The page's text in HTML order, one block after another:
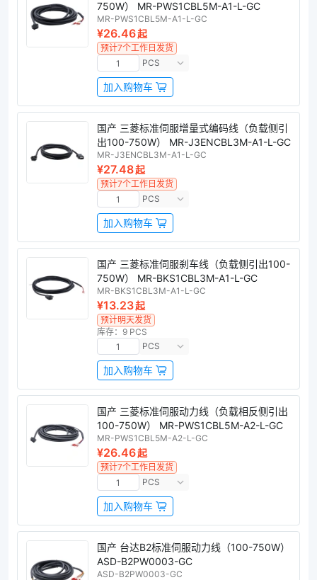
750W） MR-PWS1CBL5M-A1-L-GC
MR-PWS1CBL5M-A1-L-GC
¥26.46起
预计7个工作日发货
PCS
加入购物车
国产 三菱标准伺服增量式编码线（负载侧引
出100-750W） MR-J3ENCBL3M-A1-L-GC
MR-J3ENCBL3M-A1-L-GC
¥27.48起
预计7个工作日发货
PCS
加入购物车
国产 三菱标准伺服刹车线（负载侧引出100-
750W） MR-BKS1CBL3M-A1-L-GC
MR-BKS1CBL3M-A1-L-GC
¥13.23起
预计明天发货
库存：9 PCS
PCS
加入购物车
国产 三菱标准伺服动力线（负载相反侧引出
100-750W） MR-PWS1CBL5M-A2-L-GC
MR-PWS1CBL5M-A2-L-GC
¥26.46起
预计7个工作日发货
PCS
加入购物车
国产 台达B2标准伺服动力线（100-750W）
ASD-B2PW0003-GC
ASD-B2PW0003-GC